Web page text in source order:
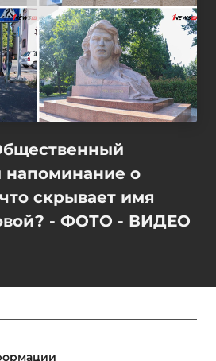
напоминание о
скрывает имя
- ФОТО - ВИДЕО